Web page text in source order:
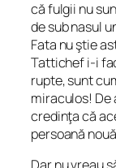
că fulgii nu
de sub nasul
Fata nu ştie
Tattichef i-i
rupte, sunt
miraculos! De
credinţa că
persoană